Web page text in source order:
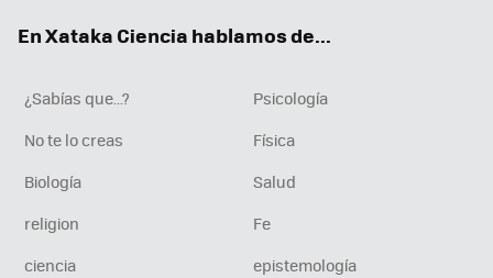
En Xataka Ciencia hablamos de...
¿Sabías que...?
Psicología
No te lo creas
Física
Biología
Salud
religion
Fe
ciencia
epistemología